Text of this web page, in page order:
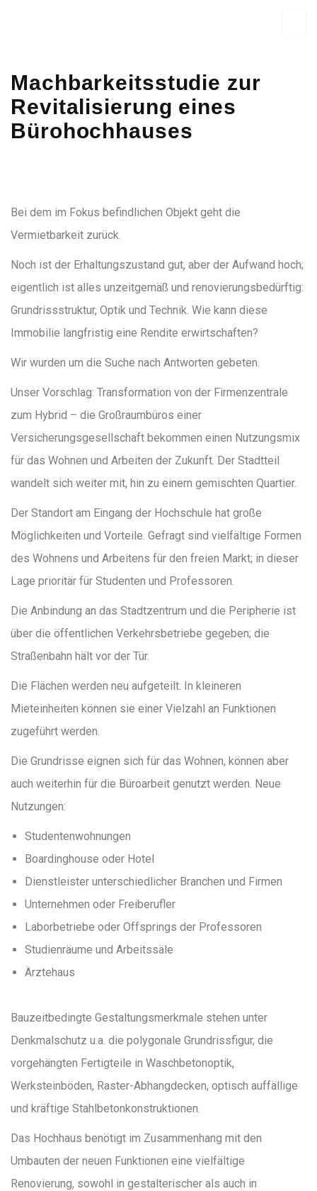
Machbarkeitsstudie zur
Revitalisierung eines
Bürohochhauses
Bei dem im Fokus befindlichen Objekt geht die
Vermietbarkeit zurück.
Noch ist der Erhaltungszustand gut, aber der Aufwand hoch;
eigentlich ist alles unzeitgemäß und renovierungsbedürftig:
Grundrissstruktur, Optik und Technik. Wie kann diese
Immobilie langfristig eine Rendite erwirtschaften?
Wir wurden um die Suche nach Antworten gebeten.
Unser Vorschlag: Transformation von der Firmenzentrale
zum Hybrid – die Großraumbüros einer
Versicherungsgesellschaft bekommen einen Nutzungsmix
für das Wohnen und Arbeiten der Zukunft. Der Stadtteil
wandelt sich weiter mit, hin zu einem gemischten Quartier.
Der Standort am Eingang der Hochschule hat große
Möglichkeiten und Vorteile. Gefragt sind vielfältige Formen
des Wohnens und Arbeitens für den freien Markt; in dieser
Lage prioritär für Studenten und Professoren.
Die Anbindung an das Stadtzentrum und die Peripherie ist
über die öffentlichen Verkehrsbetriebe gegeben; die
Straßenbahn hält vor der Tür.
Die Flächen werden neu aufgeteilt. In kleineren
Mieteinheiten können sie einer Vielzahl an Funktionen
zugeführt werden.
Die Grundrisse eignen sich für das Wohnen, können aber
auch weiterhin für die Büroarbeit genutzt werden. Neue
Nutzungen:
Studentenwohnungen
Boardinghouse oder Hotel
Dienstleister unterschiedlicher Branchen und Firmen
Unternehmen oder Freiberufler
Laborbetriebe oder Offsprings der Professoren
Studienräume und Arbeitssäle
Ärztehaus
Bauzeitbedingte Gestaltungsmerkmale stehen unter
Denkmalschutz u.a. die polygonale Grundrissfigur, die
vorgehängten Fertigteile in Waschbetonoptik,
Werksteinböden, Raster-Abhangdecken, optisch auffällige
und kräftige Stahlbetonkonstruktionen.
Das Hochhaus benötigt im Zusammenhang mit den
Umbauten der neuen Funktionen eine vielfältige
Renovierung, sowohl in gestalterischer als auch in